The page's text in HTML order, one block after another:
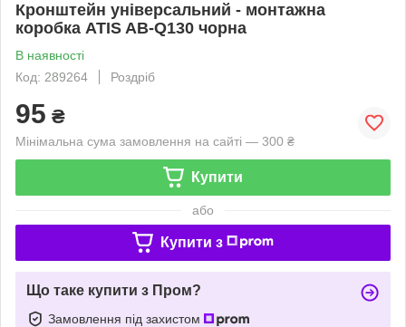
Кронштейн універсальний - монтажна
коробка ATIS AB-Q130 чорна
В наявності
Код: 289264
Роздріб
95 ₴
Мінімальна сума замовлення на сайті — 300 ₴
Купити
або
Купити з
Що таке купити з Пром?
Замовлення під захистом